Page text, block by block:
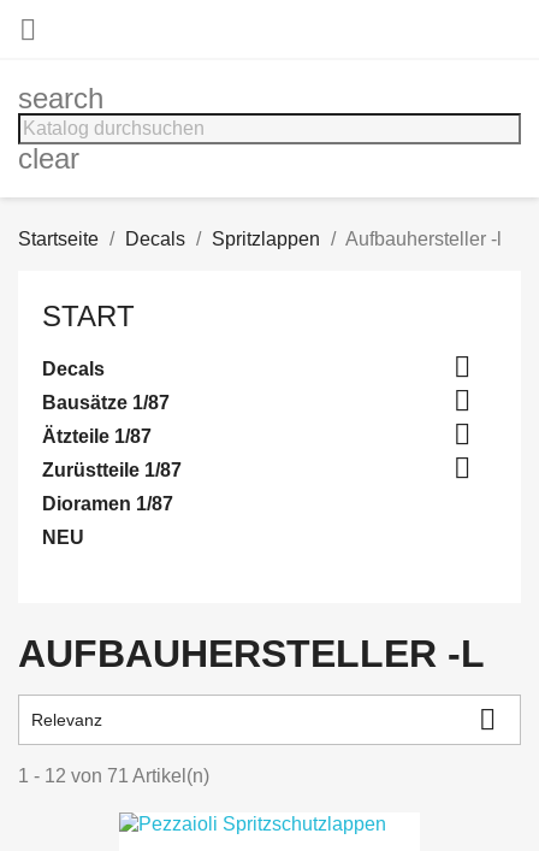

search
clear
Startseite Decals Spritzlappen Aufbauhersteller -l
START
Decals 
Bausätze 1/87 
Ätzteile 1/87 
Zurüstteile 1/87 
Dioramen 1/87
NEU
AUFBAUHERSTELLER -L
Relevanz 
1 - 12 von 71 Artikel(n)